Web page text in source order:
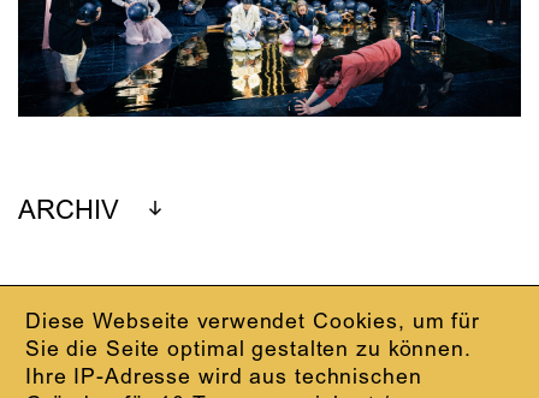
Diese Webseite verwendet Cookies, um für
Sie die Seite optimal gestalten zu können.
Ihre IP-Adresse wird aus technischen
ARCHIV
IMPRESSUM
DATENSCHUTZ
AGB